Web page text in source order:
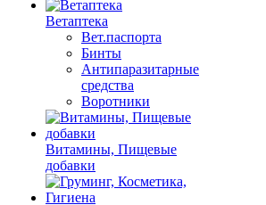
Ветаптека
Вет.паспорта
Бинты
Антипаразитарные
средства
Воротники
Витамины, Пищевые
добавки